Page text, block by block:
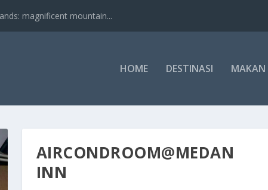
magnificent mountain...
HOME DESTINASI MAKAN
AIRCONDROOM@MEDAN
INN